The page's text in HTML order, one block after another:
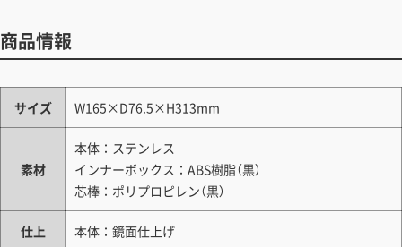
商品情報
サイズ W165×D76.5×H313mm
素材
本体：ステンレス
インナーボックス：ABS樹脂（黒）
芯棒：ポリプロピレン（黒）
仕上 本体：鏡面仕上げ